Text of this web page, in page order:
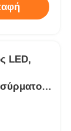
LED,